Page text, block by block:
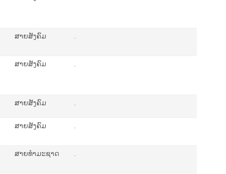
ສາຍສັງຄົມ .
ສາຍສັງຄົມ .
ສາຍສັງຄົມ .
ສາຍສັງຄົມ .
ສາຍທຳມະຊາດ .